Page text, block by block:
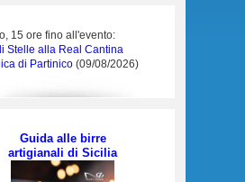
15 ore fino all'evento:
Stelle alla Real Cantina
di Partinico (09/08/2026)
Guida alle birre
artigianali di Sicilia